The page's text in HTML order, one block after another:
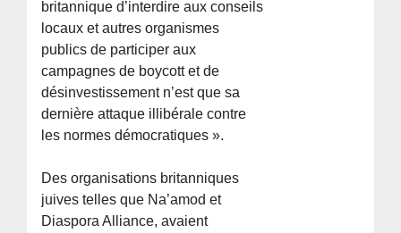
britannique d’interdire aux conseils
locaux et autres organismes
publics de participer aux
campagnes de boycott et de
désinvestissement n’est que sa
dernière attaque illibérale contre
les normes démocratiques ».
Des organisations britanniques
juives telles que Na’amod et
Diaspora Alliance, avaient